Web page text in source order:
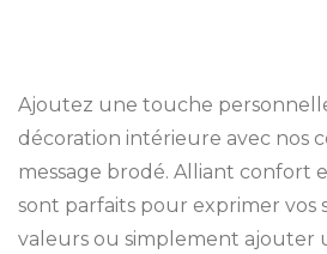
Ajoutez une touche
décoration intérieure avec nos
message brodé. Alliant confort
sont parfaits pour exprimer vos
valeurs ou simplement ajouter